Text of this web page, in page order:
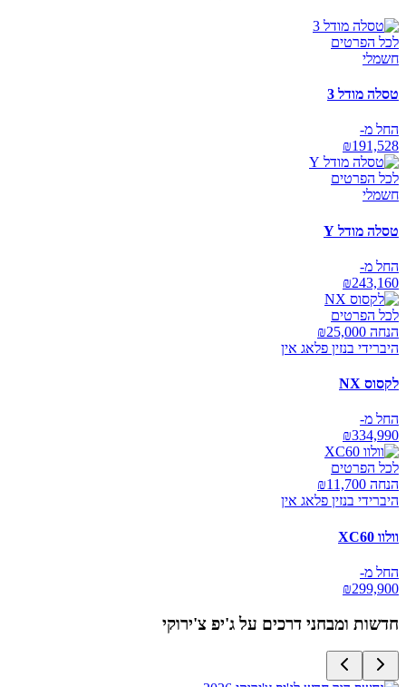
לכל הפרטים
חשמלי
טסלה מודל 3
החל מ-
₪191,528
לכל הפרטים
חשמלי
טסלה מודל Y
החל מ-
₪243,160
לכל הפרטים
הנחה ₪ 25,000
היברידי בנזין פלאג אין
לקסוס NX
החל מ-
₪334,990
לכל הפרטים
הנחה ₪ 11,700
היברידי בנזין פלאג אין
וולוו XC60
החל מ-
₪299,900
חדשות ומבחני דרכים עלג'יפ צ'ירוקי